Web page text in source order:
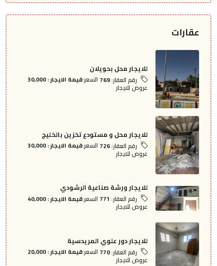
عقارات
للايجار محل بحويلان
رقم العقار:769 السعر:قيمة الايجار : 30,000
عروض للايجار
للايجار محل و مستودع تخزين بالخليج
رقم العقار:726 السعر:قيمة الايجار : 30,000
عروض للايجار
للايجار ورشة صناعية الرشودي
رقم العقار: 771 السعر:قيمة الايجار : 40,000
عروض للايجار
للايجار دور علوي المريدسية
رقم العقار:770 السعر:قيمة الايجار : 20,000
عروض للايجار